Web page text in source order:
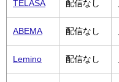
TELASA 配信なし
ABEMA 配信なし
Lemino 配信なし